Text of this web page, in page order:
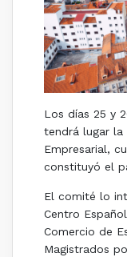
Los días 25 y
tendrá lugar la
Empresarial,
constituyó el
El comité lo
Centro
Comercio de
Magistrados